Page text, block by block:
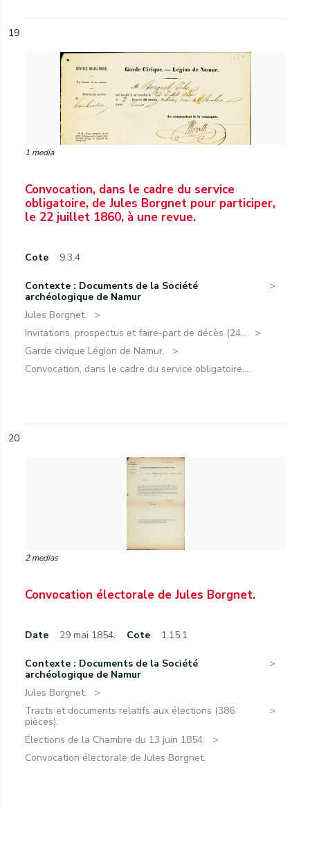
19
1 media
Convocation, dans le cadre du service
obligatoire, de Jules Borgnet pour participer,
le 22 juillet 1860, à une revue.
Cote 9.3.4
Contexte : Documents de la Société
archéologique de Namur
Jules Borgnet.
Invitations, prospectus et faire-part de décès (24...
Garde civique Légion de Namur.
Convocation, dans le cadre du service obligatoire,...
20
2 medias
Convocation électorale de Jules Borgnet.
Date 29 mai 1854. Cote 1.15.1
Contexte : Documents de la Société
archéologique de Namur
Jules Borgnet.
Tracts et documents relatifs aux élections (386
pièces).
Élections de la Chambre du 13 juin 1854.
Convocation électorale de Jules Borgnet.